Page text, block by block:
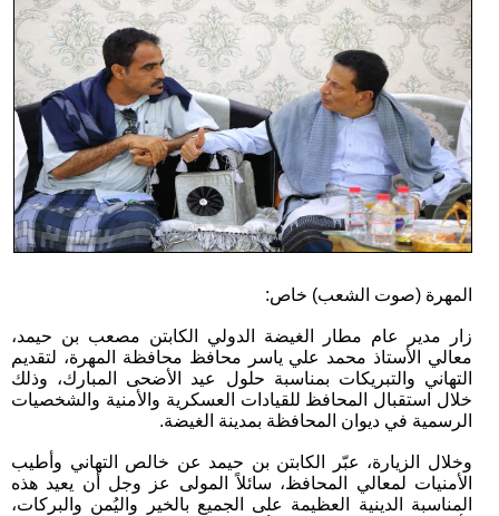
المهرة (صوت الشعب) خاص:
زار مدير عام مطار الغيضة الدولي الكابتن مصعب بن حيمد،
معالي الأستاذ محمد علي ياسر محافظ محافظة المهرة، لتقديم
التهاني والتبريكات بمناسبة حلول عيد الأضحى المبارك، وذلك
خلال استقبال المحافظ للقيادات العسكرية والأمنية والشخصيات
الرسمية في ديوان المحافظة بمدينة الغيضة.
وخلال الزيارة، عبّر الكابتن بن حيمد عن خالص التهاني وأطيب
الأمنيات لمعالي المحافظ، سائلاً المولى عز وجل أن يعيد هذه
المناسبة الدينية العظيمة على الجميع بالخير واليُمن والبركات،